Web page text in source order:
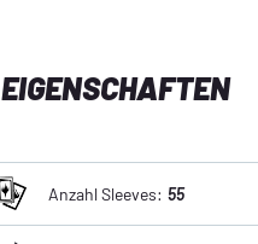
EIGENSCHAFTEN
Anzahl Sleeves: 55